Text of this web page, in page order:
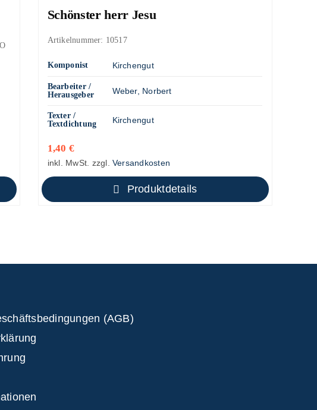
Schönster herr Jesu
Artikelnummer: 10517
Komponist Kirchengut
Bearbeiter /
Herausgeber
Weber, Norbert
Texter /
Textdichtung
Kirchengut
1,40 €
inkl. MwSt. zzgl. Versandkosten
Produktdetails
(AGB)